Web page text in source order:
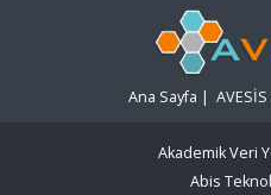
Ana Sayfa |
Akademik Veri
Abis